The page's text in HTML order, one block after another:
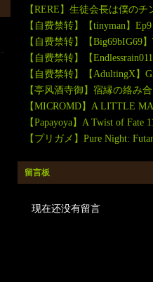
【RERE】生徒会長は僕の
【自费禁转】【tinyman】
【自费禁转】【Big69bIG69
【自费禁转】【
【自费禁转】【AdultingX】
【亭风酒寺御】宿縁の絡み
【MICROMD】A LITTLE
【Papayoya】A Twist of Fate
【プリガメ】Pure Night:
留言板
现在还没有留言